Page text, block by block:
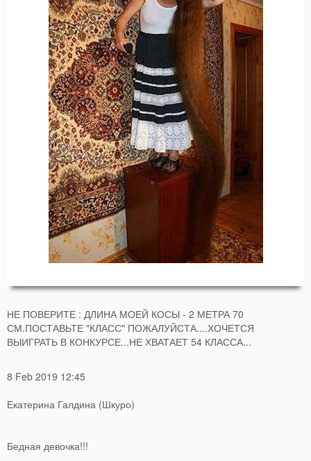
НЕ ПОВЕРИТЕ : ДЛИНА МОЕЙ КОСЫ - 2 МЕТРА 70
СМ.ПОСТАВЬТЕ "КЛАСС" ПОЖАЛУЙСТА....ХОЧЕТСЯ
ВЫИГРАТЬ В КОНКУРСЕ...НЕ ХВАТАЕТ 54 КЛАССА...
8 Feb 2019 12:45
Екатерина Галдина (Шкуро)
Бедная девочка!!!